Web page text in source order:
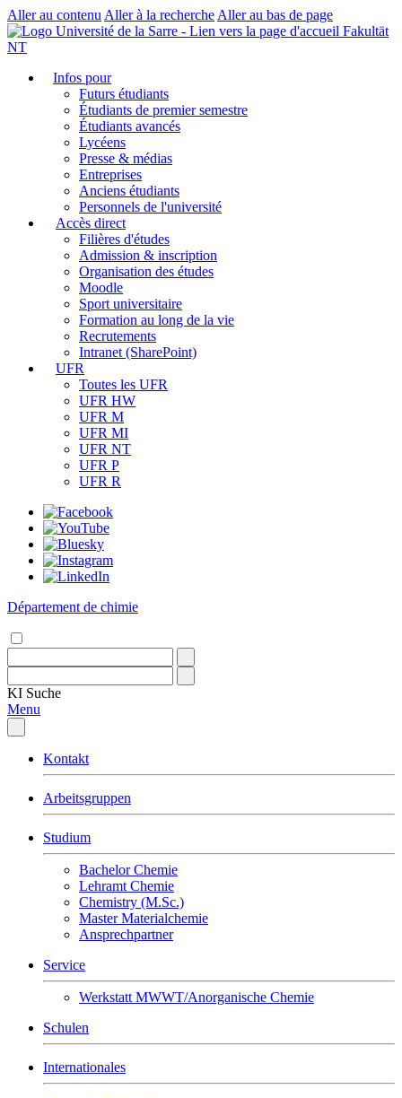
Aller au contenu Aller à la recherche Aller au bas de page
Fakultät
NT
Infos pour
Futurs étudiants
Étudiants de premier semestre
Étudiants avancés
Lycéens
Presse & médias
Entreprises
Anciens étudiants
Personnels de l'université
Accès direct
Filières d'études
Admission & inscription
Organisation des études
Moodle
Sport universitaire
Formation au long de la vie
Recrutements
Intranet (SharePoint)
UFR
Toutes les UFR
UFR HW
UFR M
UFR MI
UFR NT
UFR P
UFR R
Département de chimie
KI Suche
Menu
Kontakt
Arbeitsgruppen
Studium
Bachelor Chemie
Lehramt Chemie
Chemistry (M.Sc.)
Master Materialchemie
Ansprechpartner
Service
Werkstatt MWWT/Anorganische Chemie
Schulen
Internationales